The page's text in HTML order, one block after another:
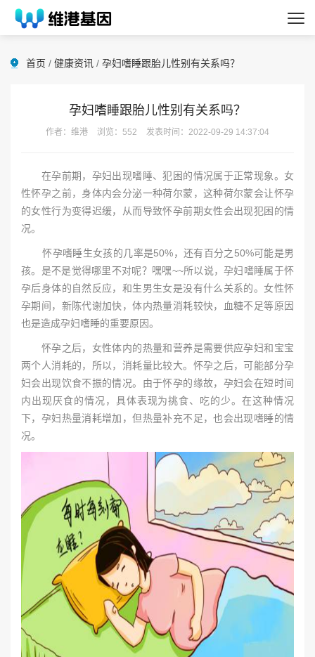
首页 / 健康资讯 / 孕妇嗜睡跟胎儿性别有关系吗？
孕妇嗜睡跟胎儿性别有关系吗？
作者：维港 浏览：552 发表时间：2022-09-29 14:37:04
在孕前期，孕妇出现嗜睡、犯困的情况属于正常现象。女
性怀孕之前，身体内会分泌一种荷尔蒙，这种荷尔蒙会让怀孕
的女性行为变得迟缓，从而导致怀孕前期女性会出现犯困的情
况。
怀孕嗜睡生女孩的几率是50%，还有百分之50%可能是男
孩。是不是觉得哪里不对呢？嘿嘿~~所以说，孕妇嗜睡属于怀
孕后身体的自然反应，和生男生女是没有什么关系的。女性怀
孕期间，新陈代谢加快，体内热量消耗较快，血糖不足等原因
也是造成孕妇嗜睡的重要原因。
怀孕之后，女性体内的热量和营养是需要供应孕妇和宝宝
两个人消耗的，所以，消耗量比较大。怀孕之后，可能部分孕
妇会出现饮食不振的情况。由于怀孕的缘故，孕妇会在短时间
内出现厌食的情况，具体表现为挑食、吃的少。在这种情况
下，孕妇热量消耗增加，但热量补充不足，也会出现嗜睡的情
况。